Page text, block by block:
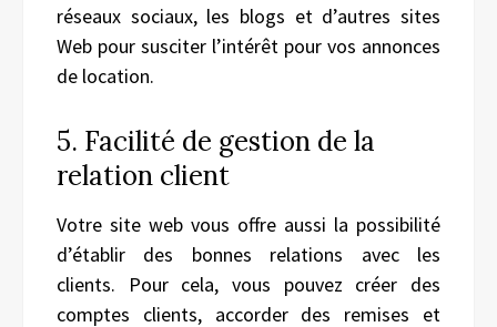
réseaux sociaux, les blogs et d’autres sites
Web pour susciter l’intérêt pour vos annonces
de location.
5. Facilité de gestion de la
relation client
Votre site web vous offre aussi la possibilité
d’établir des bonnes relations avec les
clients. Pour cela, vous pouvez créer des
comptes clients, accorder des remises et